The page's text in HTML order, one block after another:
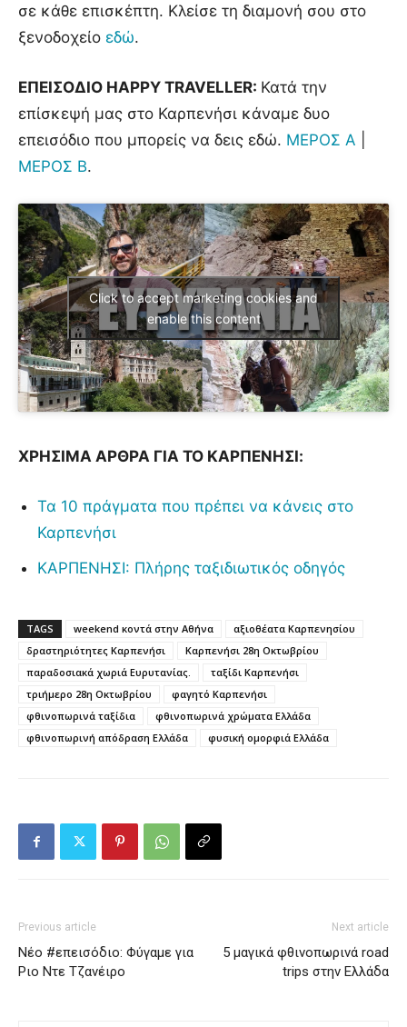
σε κάθε επισκέπτη. Κλείσε τη διαμονή σου στο
ξενοδοχείο εδώ.
ΕΠΕΙΣΟΔΙΟ HAPPY TRAVELLER: Κατά την
επίσκεψή μας στο Καρπενήσι κάναμε δυο
επεισόδιο που μπορείς να δεις εδώ. ΜΕΡΟΣ Α
ΜΕΡΟΣ Β.
Click to accept marketing cookies and
enable this content
ΧΡΗΣΙΜΑ ΑΡΘΡΑ ΓΙΑ ΤΟ ΚΑΡΠΕΝΗΣΙ:
Τα 10 πράγματα που πρέπει να κάνεις στο
Καρπενήσι
ΚΑΡΠΕΝΗΣΙ: Πλήρης ταξιδιωτικός οδηγός
TAGS weekend κοντά στην Αθήνα
αξιοθέατα Καρπενησίου
δραστηριότητες Καρπενήσι
Καρπενήσι 28η Οκτωβρίου
παραδοσιακά χωριά Ευρυτανίας.
ταξίδι Καρπενήσι
τριήμερο 28η Οκτωβρίου
φαγητό Καρπενήσι
φθινοπωρινά ταξίδια
φθινοπωρινά χρώματα Ελλάδα
φθινοπωρινή απόδραση Ελλάδα
φυσική ομορφιά Ελλάδα
Previous article
Νέο #επεισόδιο: Φύγαμε για
Ριο Ντε Τζανέιρο
Next article
5 μαγικά φθινοπωρινά road
trips στην Ελλάδα